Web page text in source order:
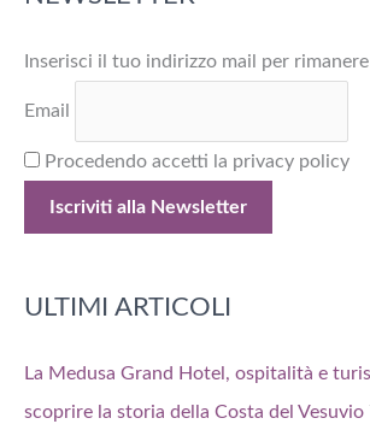
:
Inserisci il tuo indirizzo mail per
Email
Procedendo accetti la privacy policy
ULTIMI ARTICOLI
La Medusa Grand Hotel, ospitalità e
scoprire la storia della Costa del Vesuvio